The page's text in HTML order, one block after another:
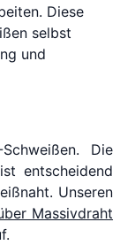
Diese
selbst
und
Die
entscheidend
Unseren
Massivdraht